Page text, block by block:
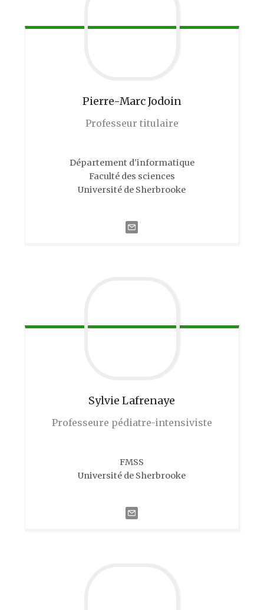
Pierre-MarcJodoin
Professeur titulaire
Département d'informatique
Faculté des sciences
Université de Sherbrooke
Sylvie Lafrenaye
Professeure pédiatre-intensiviste
FMSS
Université de Sherbrooke